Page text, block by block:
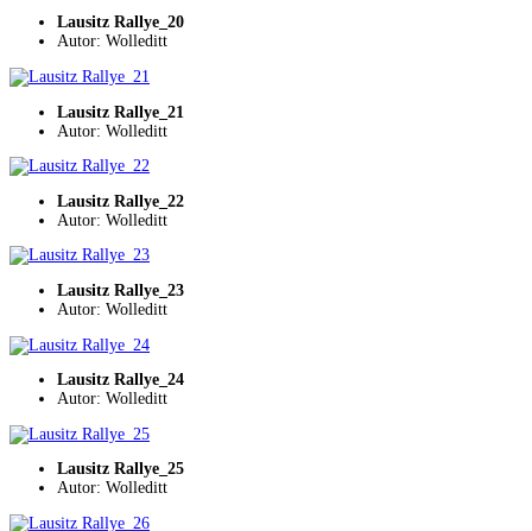
Lausitz Rallye_20
Autor: Wolleditt
Lausitz Rallye_21
Autor: Wolleditt
Lausitz Rallye_22
Autor: Wolleditt
Lausitz Rallye_23
Autor: Wolleditt
Lausitz Rallye_24
Autor: Wolleditt
Lausitz Rallye_25
Autor: Wolleditt